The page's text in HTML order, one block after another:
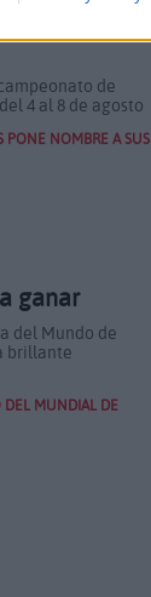
de
4 al 8 de agosto
PONE NOMBRE A SUS
ganar
del Mundo de
brillante
DEL MUNDIAL DE